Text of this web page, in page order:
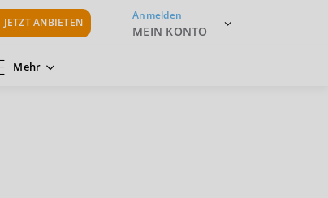
JETZT ANBIETEN
Anmelden
MEIN KONTO
Mehr